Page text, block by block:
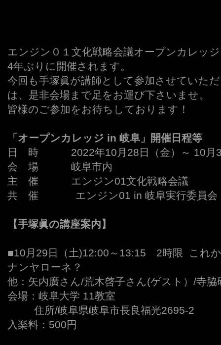
エンジン０１文化戦略会議オープンカレッ
4年ぶりに開催されます。
今回も手塚眞が講師として参加させていた
は、是非会場まで足をお運び下さいませ。
皆様のご参加をお待ちしております！
「オープンカレッジ in 岐阜」開催日程等
日 時 2022年10月28日（金）～ 10月30
会 場 岐阜市内
主 催 エンジン01文化戦略会議
共 催 エンジン01 in 岐阜実行委員会
【手塚眞の講座案内】
■10月29日（土)12:00～13:15 2時限 これ
ナンヤローネ？
他：矢内廣さん/荒木啓子さん(ゲスト）/寺
会場：岐阜大学 11教室
住所/岐阜県岐阜市長良福光2695-2
入楽料：500円